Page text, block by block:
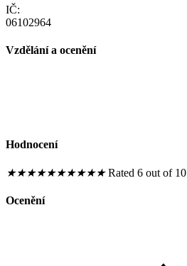
IČ:
06102964
Vzdělání a ocenění
Hodnocení
★★★★★★★★★★ Rated 6 out of 10
Ocenění